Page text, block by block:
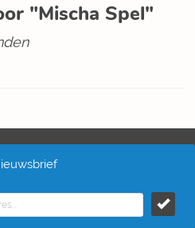
"Mischa Spel"